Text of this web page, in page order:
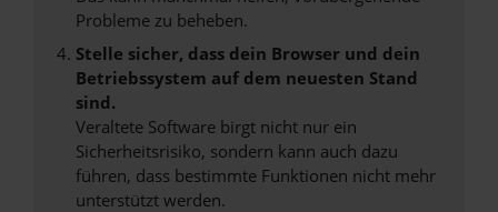
Probleme zu beheben.
Stelle sicher, dass dein Browser und dein
Betriebssystem auf dem neuesten Stand
sind.
Veraltete Software birgt nicht nur ein
Sicherheitsrisiko, sondern kann auch dazu
führen, dass bestimmte Funktionen nicht mehr
unterstützt werden.